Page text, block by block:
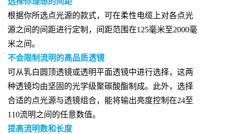
根据你所选点光源的款式，可在柔性电缆上对各点光
源之间的间距进行定制，间距范围在125毫米至2000毫
米之间。
不会限制流明的高品质透镜
可从乳白圆顶透镜或透明平面透镜中进行选择，这两
种透镜均由坚固的光学级聚碳酸酯制成。此外，选择
合适的点光源与透镜组合，能将输出亮度控制在24至
110流明之间的任意数值。
提高流明数和长度